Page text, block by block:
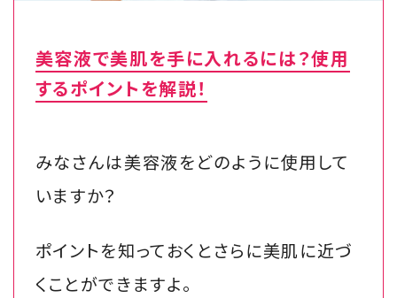
美容液で美肌を手に入れるには？使用
するポイントを解説！
みなさんは美容液をどのように使用して
いますか？
ポイントを知っておくとさらに美肌に近づ
くことができますよ。